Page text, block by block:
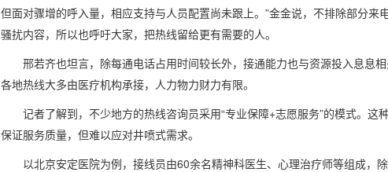
但面对骤增的呼入量，相应支持与人员配置尚未跟上。”金金说，不排除部分来
骚扰内容，所以也呼吁大家，把热线留给更有需要的人。
邢若齐也坦言，除每通电话占用时间较长外，接通能力也与资源投入息息
各地热线大多由医疗机构承接，人力物力财力有限。
记者了解到，不少地方的热线咨询员采用“专业保障+志愿服务”的模式。这
保证服务质量，但难以应对井喷式需求。
以北京安定医院为例，接线员由60余名精神科医生、心理治疗师等组成，